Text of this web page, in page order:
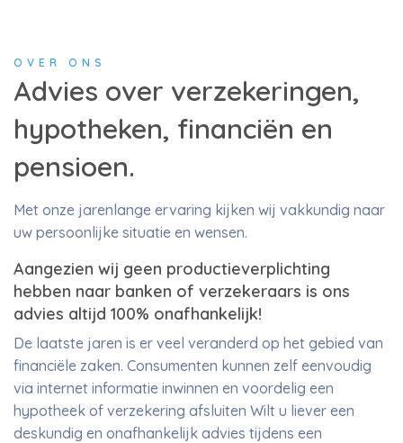
OVER ONS
Advies over verzekeringen,
hypotheken, financiën en
pensioen.
Met onze jarenlange ervaring kijken wij vakkundig naar
uw persoonlijke situatie en wensen.
Aangezien wij geen productieverplichting
hebben naar banken of verzekeraars is ons
advies altijd 100% onafhankelijk!
De laatste jaren is er veel veranderd op het gebied van
financiële zaken. Consumenten kunnen zelf eenvoudig
via internet informatie inwinnen en voordelig een
hypotheek of verzekering afsluiten Wilt u liever een
deskundig en onafhankelijk advies tijdens een